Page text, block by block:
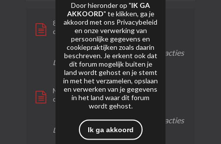
8719 DragonShow
door
Kruitveteraan
1 reactie33 weergaven0 reacties
Laatste bericht 09-01-2025, 23:22
Magic Crossettes - Wolff Vuurwerk
door
SkoebieVuurwerk
1 reactie66 weergaven 0 reacties
Laatste bericht17-02-2024, 02:20
Door hieronder op "IK GA
AKKOORD" te klikken, ga je
akkoord met ons Privacybeleid
en onze verwerking van
persoonlijke gegevens en
cookiepraktijken zoals daarin
beschreven. Je erkent ook dat
dit forum mogelijk buiten je
land wordt gehost en je stemt
in met het verzamelen, opslaan
en verwerken van je gegevens
in het land waar dit forum
wordt gehost.
Ik ga akkoord